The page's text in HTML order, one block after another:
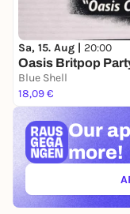
Sa, 15. Aug | 20:00
Oasis Britpop
Blue Shell
18,09 €
Our
more!